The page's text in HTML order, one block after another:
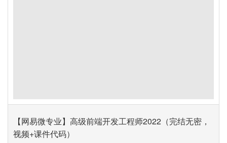
【网易微专业】高级前端开发工程师2022（完结无密，
视频+课件代码）